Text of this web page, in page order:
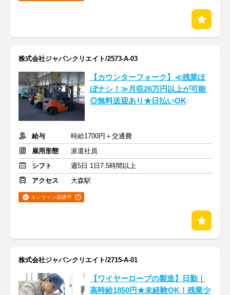
株式会社ジャパンクリエイト/2573-A-03
【カウンターフォーク】≪残業ほ
ぼナシ！≫月収26万円以上が可能
◎無料送迎あり★日払いOK
給与
時給1700円＋交通費
雇用形態
派遣社員
シフト
週5日 1日7.5時間以上
アクセス
大森駅
オンライン面接可
株式会社ジャパンクリエイト/2715-A-01
【ワイヤーロープの製造】日勤｜
高時給1850円★未経験OK！残業少